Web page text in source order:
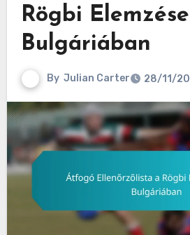
Rögbi
Bulgáriában
By Julian Carter 28/11/